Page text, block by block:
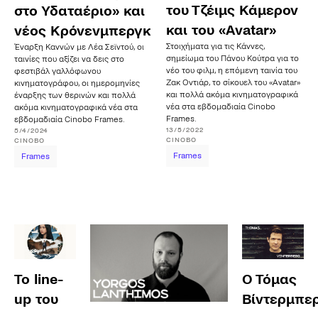
στο Υδαταέριο» και
νέος Κρόνενμπεργκ
Έναρξη Καννών με Λέα Σεϊντού, οι
ταινίες που αξίζει να δεις στο
φεστιβάλ γαλλόφωνου
κινηματογράφου, οι ημερομηνίες
έναρξης των θερινών και πολλά
ακόμα κινηματογραφικά νέα στα
εβδομαδιαία Cinobo Frames.
5/4/2024
CINOBO
Frames
του Τζέιμς Κάμερον
και του «Avatar»
Στοιχήματα για τις Κάννες,
σημείωμα του Πάνου Κούτρα για το
νέο του φιλμ, η επόμενη ταινία του
Ζακ Οντιάρ, το σίκουελ του «Avatar»
και πολλά ακόμα κινηματογραφικά
νέα στα εβδομαδιαία Cinobo
Frames.
13/5/2022
CINOBO
Frames
To line-
up του
Ο Τόμας